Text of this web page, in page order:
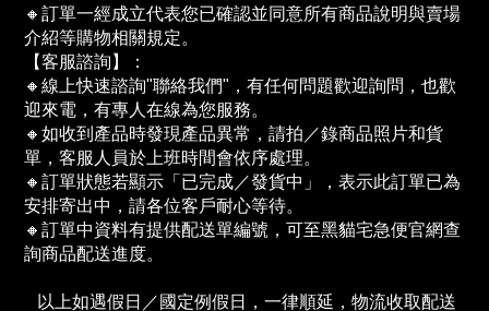
🔸訂單一經成立代表您已確認並同意所有商品說明與賣場
介紹等購物相關規定。
【客服諮詢】：
🔸線上快速諮詢"聯絡我們"，有任何問題歡迎詢問，也歡
迎來電，有專人在線為您服務。
🔸如收到產品時發現產品異常，請拍／錄商品照片和貨
單，客服人員於上班時間會依序處理。
🔸訂單狀態若顯示「已完成／發貨中」，表示此訂單已為
安排寄出中，請各位客戶耐心等待。
🔸訂單中資料有提供配送單編號，可至黑貓宅急便官網查
詢商品配送進度。